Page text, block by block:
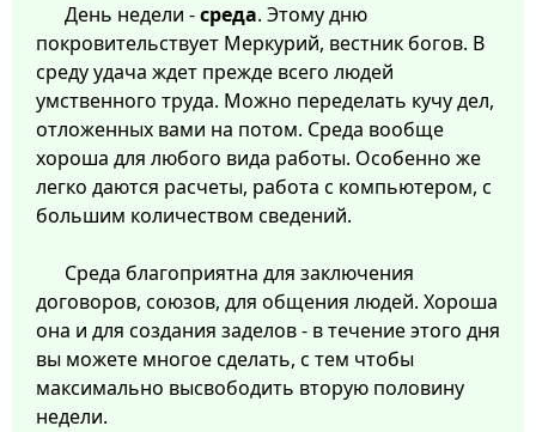
День недели -среда. Этому дню
покровительствует Меркурий, вестник богов. В
среду удача ждет прежде всего людей
умственного труда. Можно переделать кучу дел,
отложенных вами на потом. Среда вообще
хороша для любого вида работы. Особенно же
легко даются расчеты, работа с компьютером, с
большим количеством сведений.
Среда благоприятна для заключения
договоров, союзов, для общения людей. Хороша
она и для создания заделов - в течение этого дня
вы можете многое сделать, с тем чтобы
максимально высвободить вторую половину
недели.